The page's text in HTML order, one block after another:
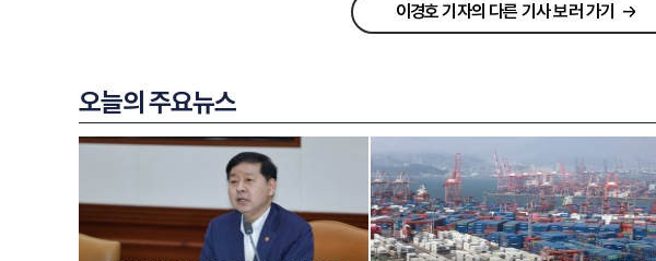
이경호 기자의 다른 기사 보러 가기
오늘의 주요뉴스